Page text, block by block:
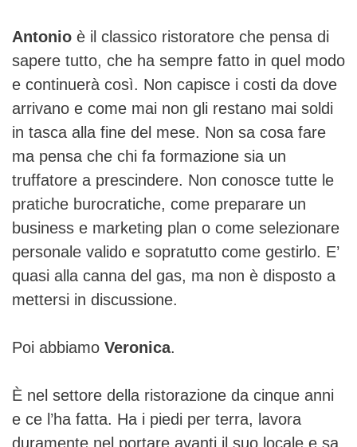
Antonio è il classico ristoratore che pensa di
sapere tutto, che ha sempre fatto in quel modo
e continuerà così. Non capisce i costi da dove
arrivano e come mai non gli restano mai soldi
in tasca alla fine del mese. Non sa cosa fare
ma pensa che chi fa formazione sia un
truffatore a prescindere. Non conosce tutte le
pratiche burocratiche, come preparare un
business e marketing plan o come selezionare
personale valido e sopratutto come gestirlo. E’
quasi alla canna del gas, ma non è disposto a
mettersi in discussione.
Poi abbiamo Veronica.
È nel settore della ristorazione da cinque anni
e ce l’ha fatta. Ha i piedi per terra, lavora
duramente nel portare avanti il suo locale e sa